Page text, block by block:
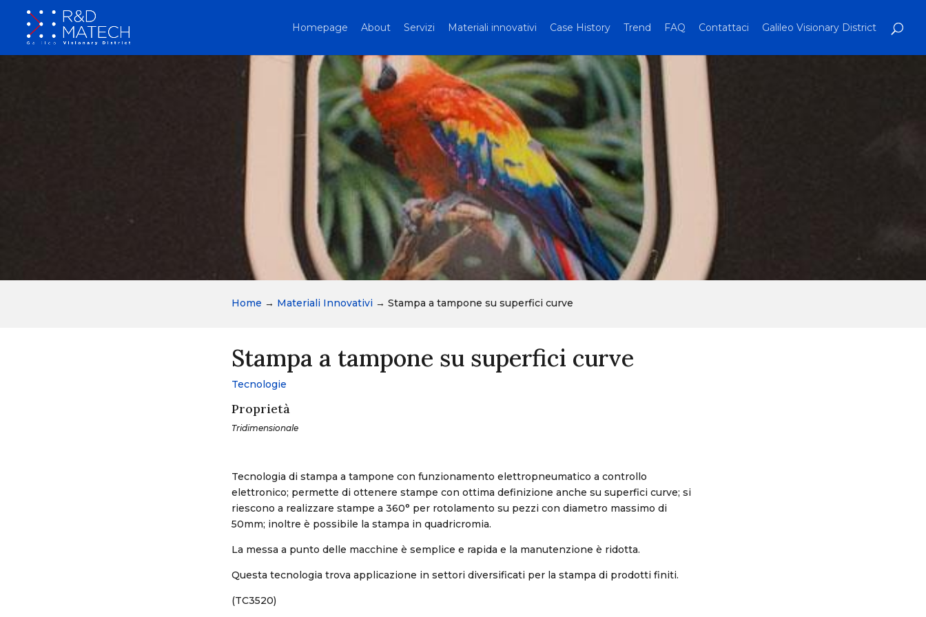
Homepage About Servizi Materiali innovativi Case History Trend FAQ Contattaci Galileo Visionary District
Home → Materiali Innovativi → Stampa a tampone su superfici curve
Stampa a tampone su superfici curve
Tecnologie
Proprietà
Tridimensionale
Tecnologia di stampa a tampone con funzionamento elettropneumatico a controllo
elettronico; permette di ottenere stampe con ottima definizione anche su superfici curve; si
riescono a realizzare stampe a 360° per rotolamento su pezzi con diametro massimo di
50mm; inoltre è possibile la stampa in quadricromia.
La messa a punto delle macchine è semplice e rapida e la manutenzione è ridotta.
Questa tecnologia trova applicazione in settori diversificati per la stampa di prodotti finiti.
(TC3520)